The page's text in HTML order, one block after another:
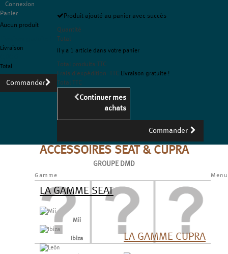
Connexion
Panier
Aucun produit
Livraison
Total
Commander
Produit ajouté au panier avec succès
Quantité
Total
Il y a 1 article dans votre panier
Total produits TTC
Frais d'expédition TTC Livraison gratuite !
Total TTC
Continuer mes
achats
Commander
ACCESSOIRES SEAT & CUPRA
GROUPE DMD
Menu
Gamme
LA GAMME SEAT
Mii
Ibiza LA GAMME CUPRA